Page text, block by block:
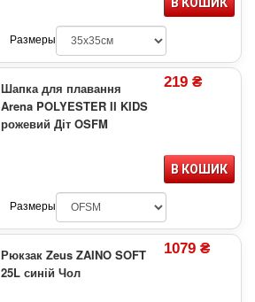
Размеры
Шапка для плавання
Arena POLYESTER II KIDS
рожевий Діт OSFM
219 ₴
В КОШИК
Размеры
Рюкзак Zeus ZAINO SOFT
25L синій Чол
1079 ₴